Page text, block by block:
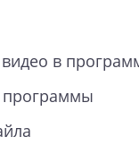
видео в